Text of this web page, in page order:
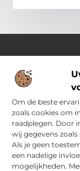
Om de beste
zoals cookies om
raadplegen. Door
wij gegevens
Als je geen
een nadelige
mogelijkheden.
Over
Jouw
Laat je
kledingadvies
tips en
voor de dag
Main Links